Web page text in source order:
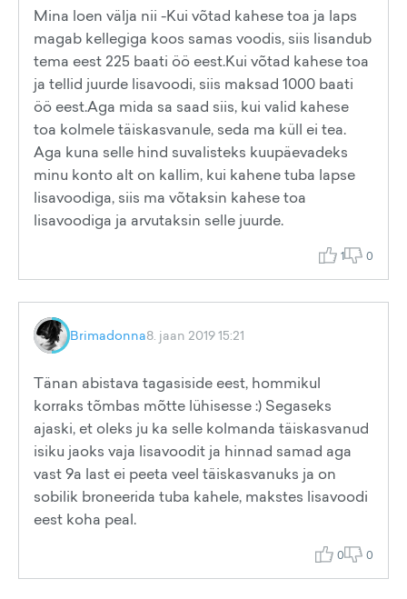
Mina loen välja nii -Kui võtad kahese toa ja laps
magab kellegiga koos samas voodis, siis lisandub
tema eest 225 baati öö eest.Kui võtad kahese toa
ja tellid juurde lisavoodi, siis maksad 1000 baati
öö eest.Aga mida sa saad siis, kui valid kahese
toa kolmele täiskasvanule, seda ma küll ei tea.
Aga kuna selle hind suvalisteks kuupäevadeks
minu konto alt on kallim, kui kahene tuba lapse
lisavoodiga, siis ma võtaksin kahese toa
lisavoodiga ja arvutaksin selle juurde.
1 0
Brimadonna8. jaan 2019 15:21
Tänan abistava tagasiside eest, hommikul
korraks tõmbas mõtte lühisesse :) Segaseks
ajaski, et oleks ju ka selle kolmanda täiskasvanud
isiku jaoks vaja lisavoodit ja hinnad samad aga
vast 9a last ei peeta veel täiskasvanuks ja on
sobilik broneerida tuba kahele, makstes lisavoodi
eest koha peal.
0 0